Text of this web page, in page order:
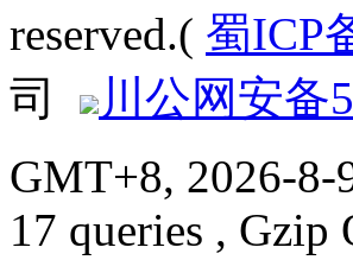
reserved.( 蜀ICP
司
川公网安备
GMT+8, 2026-8-
17 queries , Gzip